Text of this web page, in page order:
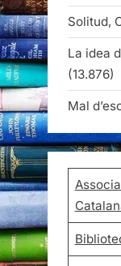
Solitud,
La idea
(13.876)
Mal